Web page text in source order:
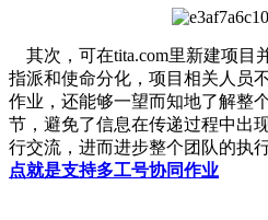
其次，可在tita.com里新建项目
指派和使命分化，项目相关人员
作业，还能够一望而知地了解整
节，避免了信息在传递过程中出
行交流，进而进步整个团队的执
点就是支持多工号协同作业